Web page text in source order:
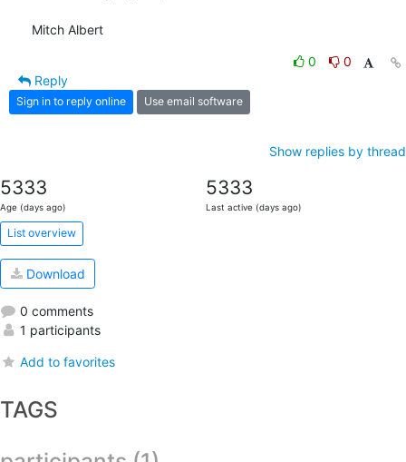
Mitch Albert
0
0
Reply
Sign in to reply online Use email software
Show replies by thread
5333
Age (days ago)
5333
Last active (days ago)
List overview
Download
0 comments
1 participants
Add to favorites
TAGS